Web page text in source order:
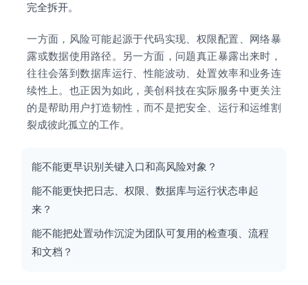
完全拆开。
一方面，风险可能起源于代码实现、权限配置、网络暴
露或数据使用路径。另一方面，问题真正暴露出来时，
往往会落到数据库运行、性能波动、处置效率和业务连
续性上。也正因为如此，美创科技在实际服务中更关注
的是帮助用户打造韧性，而不是把安全、运行和运维割
裂成彼此孤立的工作。
能不能更早识别关键入口和高风险对象？
能不能更快把日志、权限、数据库与运行状态串起
来？
能不能把处置动作沉淀为团队可复用的检查项、流程
和文档？